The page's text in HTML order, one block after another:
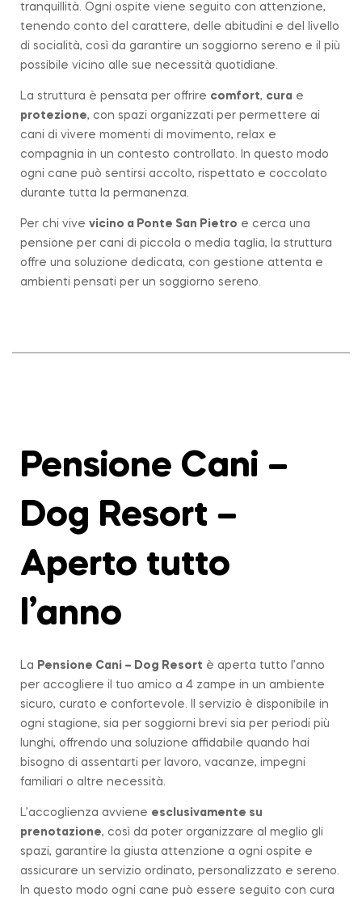
tranquillità. Ogni ospite viene seguito con attenzione,
tenendo conto del carattere, delle abitudini e del livello
di socialità, così da garantire un soggiorno sereno e il più
possibile vicino alle sue necessità quotidiane.
La struttura è pensata per offrire comfort, cura e
protezione, con spazi organizzati per permettere ai
cani di vivere momenti di movimento, relax e
compagnia in un contesto controllato. In questo modo
ogni cane può sentirsi accolto, rispettato e coccolato
durante tutta la permanenza.
Per chi vive vicino a Ponte San Pietro e cerca una
pensione per cani di piccola o media taglia, la struttura
offre una soluzione dedicata, con gestione attenta e
ambienti pensati per un soggiorno sereno.
Pensione Cani –
Dog Resort –
Aperto tutto
l’anno
La Pensione Cani – Dog Resort è aperta tutto l’anno
per accogliere il tuo amico a 4 zampe in un ambiente
sicuro, curato e confortevole. Il servizio è disponibile in
ogni stagione, sia per soggiorni brevi sia per periodi più
lunghi, offrendo una soluzione affidabile quando hai
bisogno di assentarti per lavoro, vacanze, impegni
familiari o altre necessità.
L’accoglienza avviene esclusivamente su
prenotazione, così da poter organizzare al meglio gli
spazi, garantire la giusta attenzione a ogni ospite e
assicurare un servizio ordinato, personalizzato e sereno.
In questo modo ogni cane può essere seguito con cura